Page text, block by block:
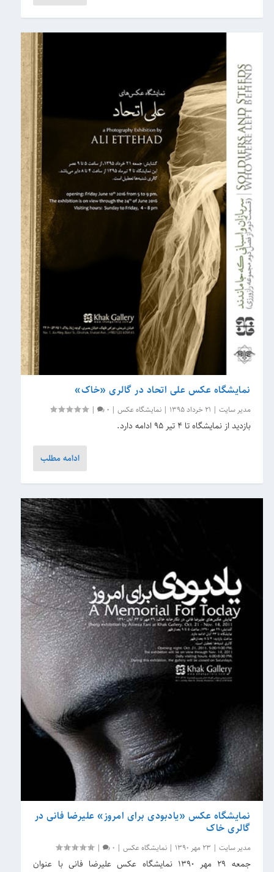
نمایشگاه عکس‌ علی اتحاد در گالری «خاک»
مدیر سایت | 21 خرداد 1395 |نمایشگاه عکس |
0
|
بازدید از نمایشگاه تا ۴ تیر ۹۵ ادامه دارد.
ادامه مطلب
نمایشگاه عکس «یادبودی برای امروز» علیرضا فانی در
گالری خاک
مدیر سایت | 23 مهر 1390 |نمایشگاه عکس |
0
|
جمعه ۲۹ مهر ۱۳۹۰ نمایشگاه عکس علیرضا فانی با عنوان